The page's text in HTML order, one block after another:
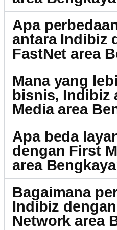
Apa
antara Indibiz
FastNet area
Mana yang
bisnis, Indibiz
Media area
Apa beda
dengan First
area
Bagaimana
Indibiz
Network area